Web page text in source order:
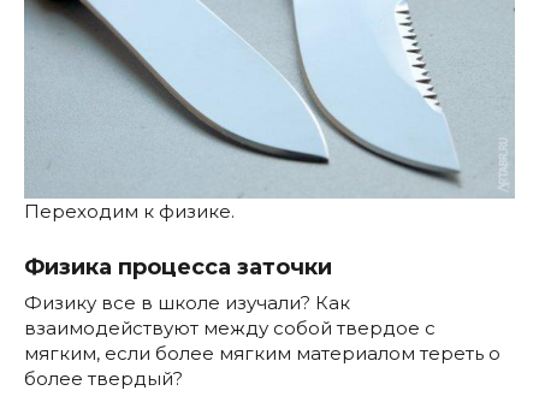
Переходим к физике.
Физика процесса заточки
Физику все в школе изучали? Как
взаимодействуют между собой твердое с
мягким, если более мягким материалом тереть о
более твердый?